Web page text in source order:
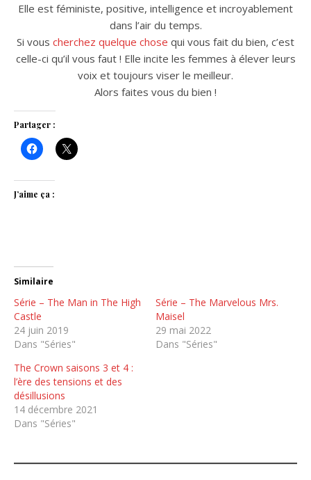
Elle est féministe, positive, intelligence et incroyablement
dans l’air du temps.
Si vous cherchez quelque chose qui vous fait du bien, c’est
celle-ci qu’il vous faut ! Elle incite les femmes à élever leurs
voix et toujours viser le meilleur.
Alors faites vous du bien !
Partager :
J’aime ça :
Similaire
Série – The Man in The High
Castle
24 juin 2019
Dans "Séries"
Série – The Marvelous Mrs.
Maisel
29 mai 2022
Dans "Séries"
The Crown saisons 3 et 4 :
l’ère des tensions et des
désillusions
14 décembre 2021
Dans "Séries"